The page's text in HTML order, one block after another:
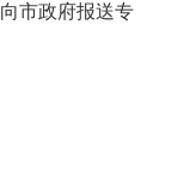
市政府报送专